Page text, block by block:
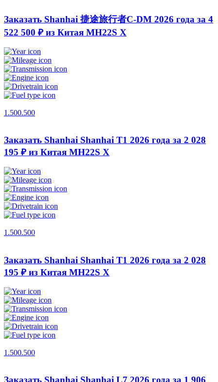
Заказать Shanhai 捷途旅行者C-DM 2026 года за 4
522 500 ₽ из Китая MH22S X
1.500.500
Заказать Shanhai Shanhai T1 2026 года за 2 028
195 ₽ из Китая MH22S X
1.500.500
Заказать Shanhai Shanhai T1 2026 года за 2 028
195 ₽ из Китая MH22S X
1.500.500